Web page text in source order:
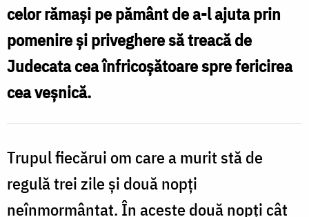
Nechifor
celor rămași pe pământ de a-l ajuta prin
pomenire și priveghere să treacă de
Judecata cea înfricoșătoare spre fericirea
cea veșnică.
Trupul fiecărui om care a murit stă de
regulă trei zile și două nopți
neînmormântat. În aceste două nopți cât